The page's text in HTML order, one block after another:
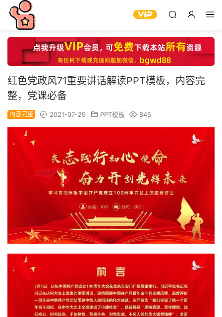
红色党政风71重要讲话解读PPT模板，内容完
整，党课必备
内容完整 2021-07-29 PPT模板 845